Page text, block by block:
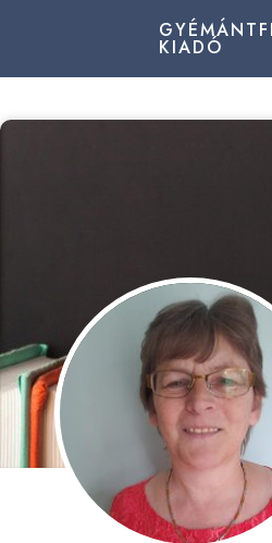
KIADÓ